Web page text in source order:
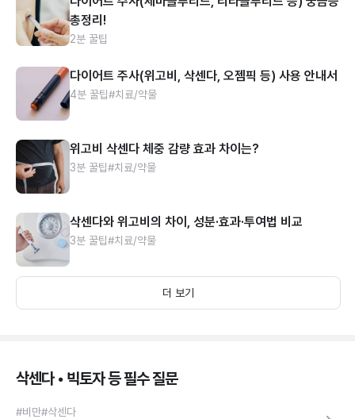
총정리!
2분 꿀팁
다이어트 주사(위고비, 삭센다, 오젬픽 등) 사용 안내서
4분 꿀팁#치료/약물
위고비 삭센다 체중 감량 효과 차이는?
3분 꿀팁#치료/약물
삭센다와 위고비의 차이, 성분·효과·투여법 비교
3분 꿀팁#치료/약물
더 보기
삭센다 • 빅토자 등 필수 질문
#비만#삭센다